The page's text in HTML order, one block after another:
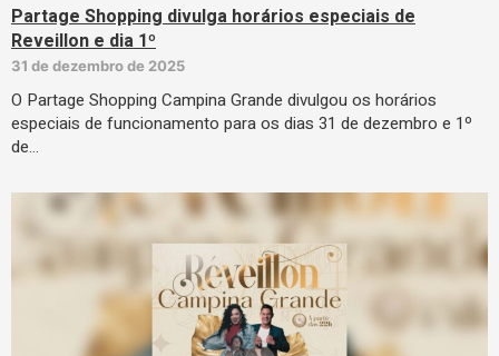
Partage Shopping divulga horários especiais de
Reveillon e dia 1º
31 de dezembro de 2025
O Partage Shopping Campina Grande divulgou os horários
especiais de funcionamento para os dias 31 de dezembro e 1º
de…